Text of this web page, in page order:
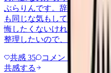
ぶらりんです。辞めれば楽に
も同じな気もして、決め手
悔したくないけれど、このま
整理したいので、判断材料の
共感 35 コメント
共感する